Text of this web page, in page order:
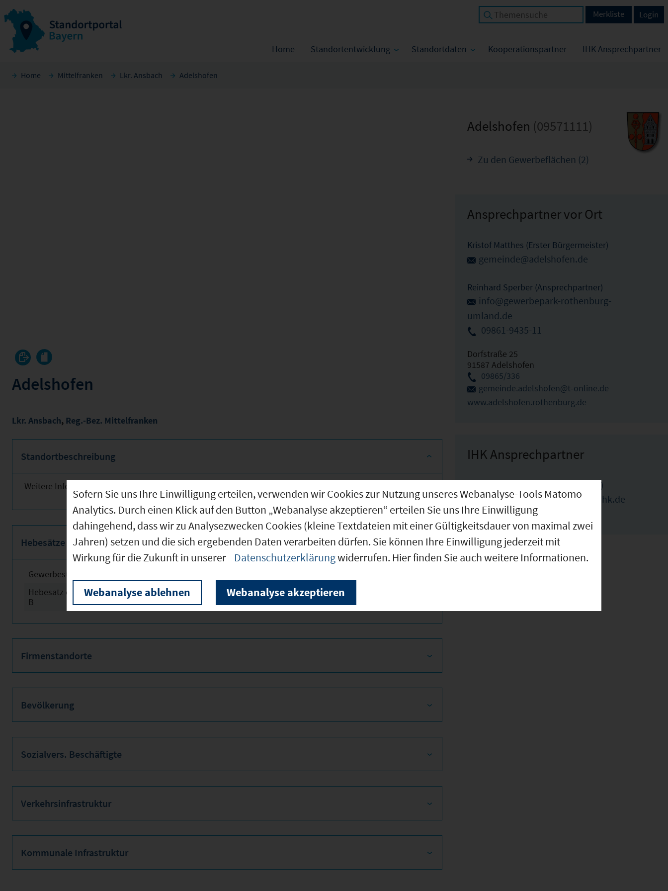
Home Standortentwicklung Standortdaten Kooperationspartner IHK Ansprechpartner
Login
Merkliste
Home Mittelfranken Lkr. Ansbach Adelshofen
Adelshofen
Lkr. Ansbach, Reg.-Bez. Mittelfranken
Standortbeschreibung
Weitere Informationen finden Sie obenstehend!
Hebesätze
Gewerbesteuerhebesatz
Hebesatz der Grundsteuer
B
2024 450
Firmenstandorte
Bevölkerung
Sozialvers. Beschäftigte
Verkehrsinfrastruktur
Kommunale Infrastruktur
Adelshofen (09571111)
Zu den Gewerbeflächen (2)
Ansprechpartner vor Ort
Kristof Matthes (Erster Bürgermeister)
gemeinde@adelshofen.de
Reinhard Sperber (Ansprechpartner)
info@gewerbepark-rothenburg-
umland.de
09861-9435-11
Dorfstraße 25
91587 Adelshofen
09865/336
gemeinde.adelshofen@t-online.de
www.adelshofen.rothenburg.de
IHK Ansprechpartner
Martina Stengel (Ansprechpartnerin)
martina.stengel@nuernberg.ihk.de
0911-1335-1452
Sofern Sie uns Ihre Einwilligung erteilen, verwenden wir Cookies zur Nutzung unseres Webanalyse-Tools Matomo
Analytics. Durch einen Klick auf den Button „Webanalyse akzeptieren“ erteilen Sie uns Ihre Einwilligung
dahingehend, dass wir zu Analysezwecken Cookies (kleine Textdateien mit einer Gültigkeitsdauer von maximal zwei
Jahren) setzen und die sich ergebenden Daten verarbeiten dürfen. Sie können Ihre Einwilligung jederzeit mit
Wirkung für die Zukunft in unserer
Datenschutzerklärungwiderrufen. Hier finden Sie auch weitere Informationen.
Webanalyse ablehnen Webanalyse akzeptieren